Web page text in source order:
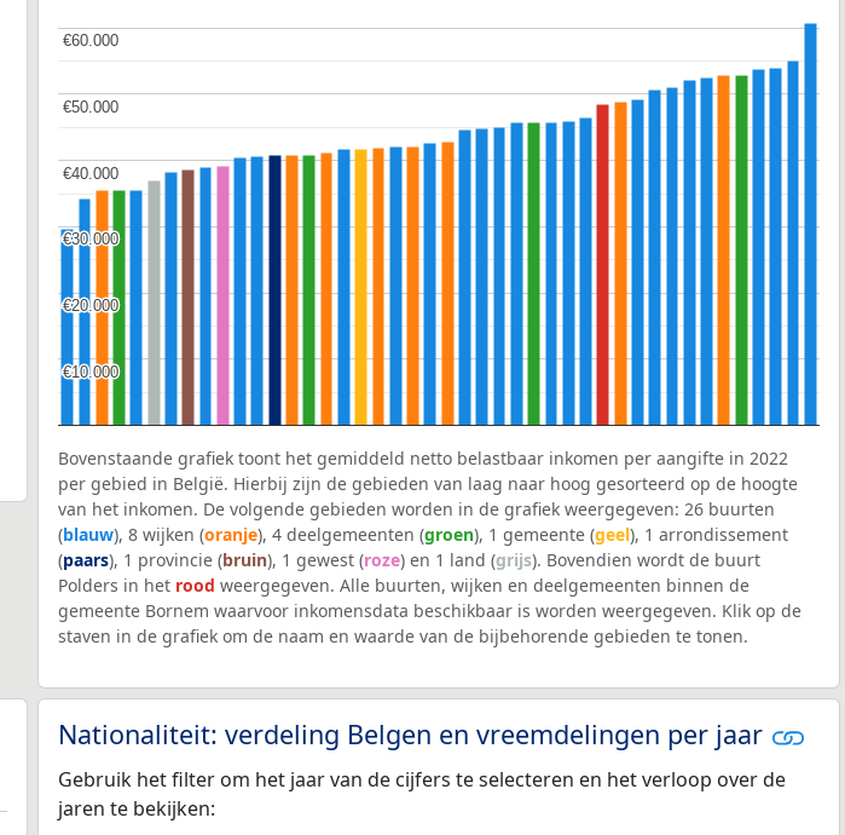
€10.000
€10.000
€20.000
€20.000
€30.000
€30.000
€40.000
€40.000
€50.000
€50.000
€60.000
€60.000
Bovenstaande grafiek toont het gemiddeld netto belastbaar inkomen per aangifte in 2022
per gebied in België. Hierbij zijn de gebieden van laag naar hoog gesorteerd op de hoogte
van het inkomen. De volgende gebieden worden in de grafiek weergegeven: 26 buurten
(blauw), 8 wijken (oranje), 4 deelgemeenten (groen), 1 gemeente (geel), 1 arrondissement
(paars), 1 provincie (bruin), 1 gewest (roze) en 1 land (grijs). Bovendien wordt de buurt
Polders in het rood weergegeven. Alle buurten, wijken en deelgemeenten binnen de
gemeente Bornem waarvoor inkomensdata beschikbaar is worden weergegeven. Klik op de
staven in de grafiek om de naam en waarde van de bijbehorende gebieden te tonen.
Nationaliteit: verdeling Belgen en vreemdelingen per jaar
Gebruik het filter om het jaar van de cijfers te selecteren en het verloop over de
jaren te bekijken: